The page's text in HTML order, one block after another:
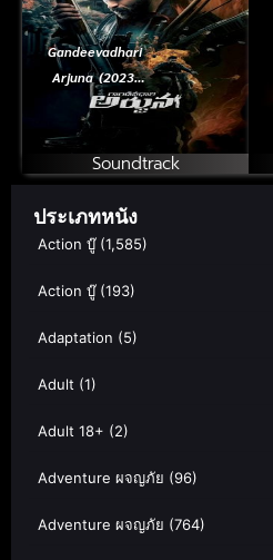
Gandeevadhari
Arjuna (2023)
ล้มแผนอหังการ
Soundtrack
ประเภทหนัง
Action บู๊(1,585)
Action บู๊(193)
Adaptation (5)
Adult (1)
Adult 18+ (2)
Adventure ผจญภัย (96)
Adventure ผจญภัย (764)